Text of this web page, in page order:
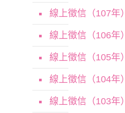
線上徵信（107年）
線上徵信（106年）
線上徵信（105年）
線上徵信（104年）
線上徵信（103年）